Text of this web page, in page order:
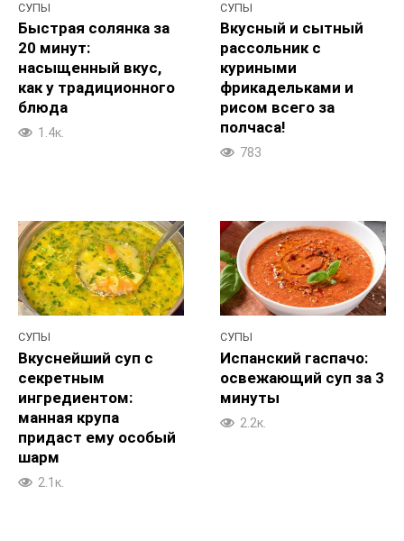
СУПЫ
Быстрая солянка за
20 минут:
насыщенный вкус,
как у традиционного
блюда
1.4к.
СУПЫ
Вкусный и сытный
рассольник с
куриными
фрикадельками и
рисом всего за
полчаса!
783
СУПЫ
Вкуснейший суп с
секретным
ингредиентом:
манная крупа
придаст ему особый
шарм
2.1к.
СУПЫ
Испанский гаспачо:
освежающий суп за 3
минуты
2.2к.